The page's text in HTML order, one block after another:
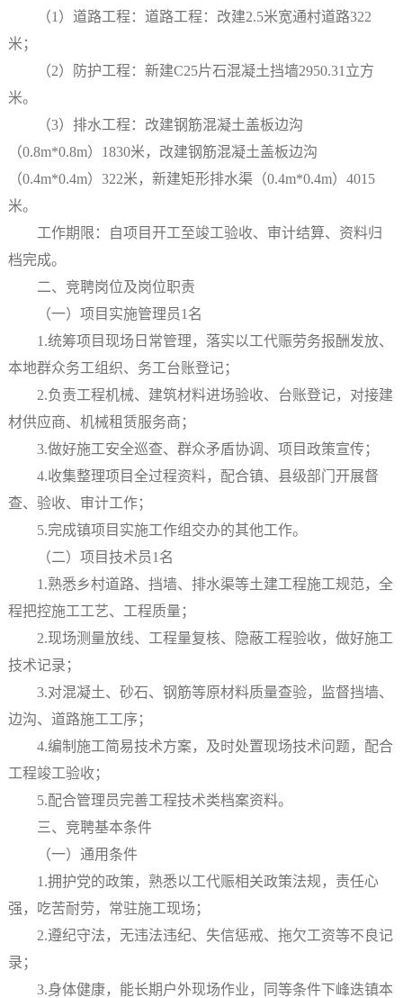
（1）道路工程：道路工程：改建2.5米宽通村道路322
米；
（2）防护工程：新建C25片石混凝土挡墙2950.31立方
米。
（3）排水工程：改建钢筋混凝土盖板边沟
（0.8m*0.8m）1830米，改建钢筋混凝土盖板边沟
（0.4m*0.4m）322米，新建矩形排水渠（0.4m*0.4m）4015
米。
工作期限：自项目开工至竣工验收、审计结算、资料归
档完成。
二、竞聘岗位及岗位职责
（一）项目实施管理员1名
1.统筹项目现场日常管理，落实以工代赈劳务报酬发放、
本地群众务工组织、务工台账登记；
2.负责工程机械、建筑材料进场验收、台账登记，对接建
材供应商、机械租赁服务商；
3.做好施工安全巡查、群众矛盾协调、项目政策宣传；
4.收集整理项目全过程资料，配合镇、县级部门开展督
查、验收、审计工作；
5.完成镇项目实施工作组交办的其他工作。
（二）项目技术员1名
1.熟悉乡村道路、挡墙、排水渠等土建工程施工规范，全
程把控施工工艺、工程质量；
2.现场测量放线、工程量复核、隐蔽工程验收，做好施工
技术记录；
3.对混凝土、砂石、钢筋等原材料质量查验，监督挡墙、
边沟、道路施工工序；
4.编制施工简易技术方案，及时处置现场技术问题，配合
工程竣工验收；
5.配合管理员完善工程技术类档案资料。
三、竞聘基本条件
（一）通用条件
1.拥护党的政策，熟悉以工代赈相关政策法规，责任心
强，吃苦耐劳，常驻施工现场；
2.遵纪守法，无违法违纪、失信惩戒、拖欠工资等不良记
录；
3.身体健康，能长期户外现场作业，同等条件下峰迭镇本